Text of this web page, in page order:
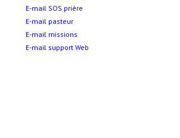
E-mail SOS prière
E-mail pasteur
E-mail missions
E-mail support Web